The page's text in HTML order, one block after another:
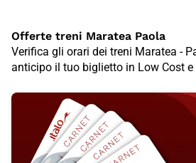
Offerte treni Maratea Paola
Verifica gli orari dei treni Maratea -
anticipo il tuo biglietto in Low Cost e